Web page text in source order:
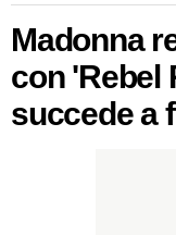
Madonna
con 'Rebel
succede a